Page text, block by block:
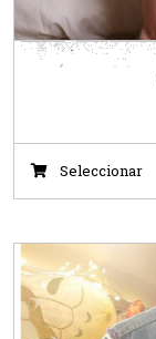
Seleccionar